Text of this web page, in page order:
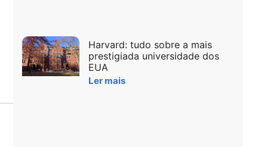
Harvard: tudo sobre a mais
prestigiada universidade dos
EUA
Ler mais